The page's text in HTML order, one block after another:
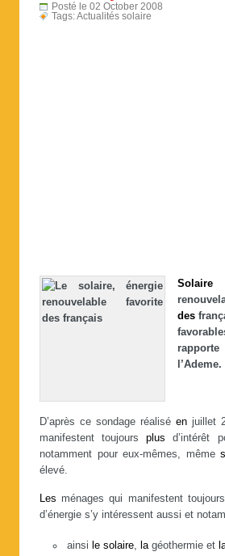
Posté le 02 October 2008
Tags:Actualités solaire
Solaire
des
rapporte
l’Ademe.
D’après ce sondage réalisé en juillet
manifestent toujoursplus d’intérêt
notamment pour eux-mêmes, même
élevé.
Les ménages qui manifestent
d’énergie s’y intéressent aussi et
ainsi le solaire, lagéothermie et